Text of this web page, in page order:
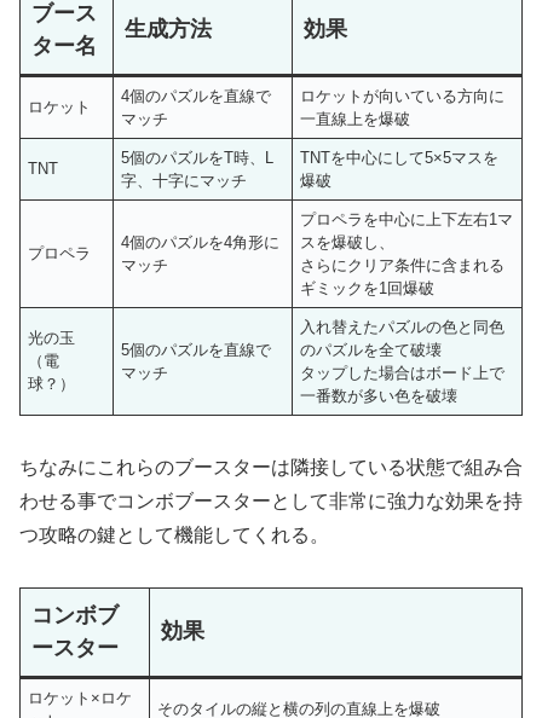
ブース
ター名
生成方法 効果
ロケット
4個のパズルを直線で
マッチ
ロケットが向いている方向に
一直線上を爆破
TNT
5個のパズルをT時、L
字、十字にマッチ
TNTを中心にして5×5マスを
爆破
プロペラ
4個のパズルを4角形に
マッチ
プロペラを中心に上下左右1マ
スを爆破し、
さらにクリア条件に含まれる
ギミックを1回爆破
光の玉
（電
球？）
5個のパズルを直線で
マッチ
入れ替えたパズルの色と同色
のパズルを全て破壊
タップした場合はボード上で
一番数が多い色を破壊
ちなみにこれらのブースターは隣接している状態で組み合
わせる事でコンボブースターとして非常に強力な効果を持
つ攻略の鍵として機能してくれる。
コンボブ
ースター
効果
ロケット×ロケ
そのタイルの縦と横の列の直線上を爆破